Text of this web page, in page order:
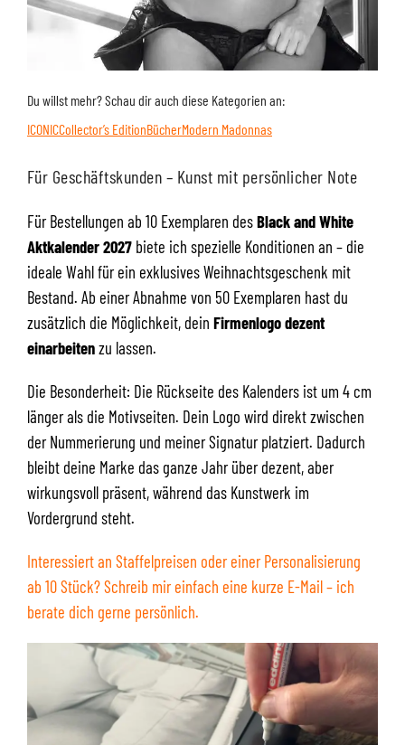
Du willst mehr? Schau dir auch diese Kategorien an:
ICONICCollector’s EditionBücherModern Madonnas
Für Geschäftskunden – Kunst mit persönlicher Note
Für Bestellungen ab 10 Exemplaren desBlack and White
Aktkalender 2027biete ich spezielle Konditionen an – die
ideale Wahl für ein exklusives Weihnachtsgeschenk mit
Bestand. Ab einer Abnahme von 50 Exemplaren hast du
zusätzlich die Möglichkeit, dein Firmenlogo dezent
einarbeitenzu lassen.
Die Besonderheit: Die Rückseite des Kalenders ist um 4 cm
länger als die Motivseiten. Dein Logo wird direkt zwischen
der Nummerierung und meiner Signatur platziert. Dadurch
bleibt deine Marke das ganze Jahr über dezent, aber
wirkungsvoll präsent, während das Kunstwerk im
Vordergrund steht.
Interessiert an Staffelpreisen oder einer Personalisierung
ab 10 Stück? Schreib mir einfach eine kurze E-Mail – ich
berate dich gerne persönlich.